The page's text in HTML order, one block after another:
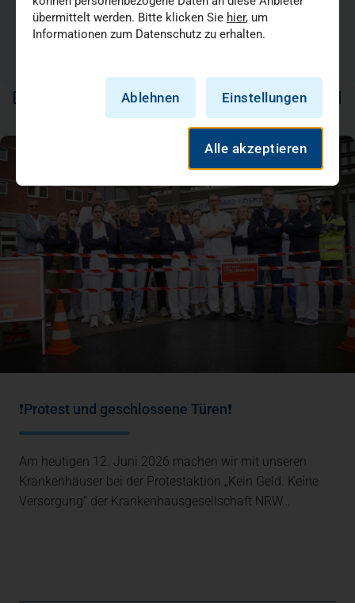
Pressekontakt
Tel.: 01735232049
DAS KÖNNTE SIE AUCH INTERESSIEREN
❗Protest und geschlossene Türen❗
Am heutigen 12. Juni 2026 machen wir mit unseren
Krankenhäuser bei der Protestaktion „Kein Geld. Keine
Versorgung“ der Krankenhausgesellschaft NRW…
übermittelt werden. Bitte klicken Sie hier, um
Informationen zum Datenschutz zu erhalten.
Ablehnen Einstellungen
Alle akzeptieren